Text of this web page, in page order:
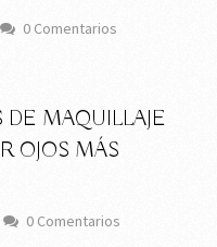
0 Comentarios
DE MAQUILLAJE
OJOS MÁS
0 Comentarios